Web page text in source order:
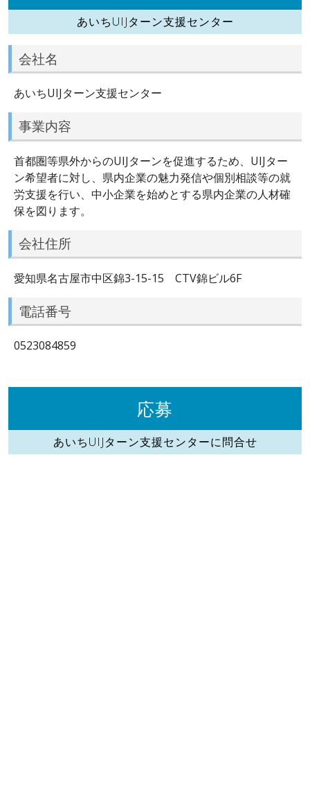
あいちUIJターン支援センター
会社名
あいちUIJターン支援センター
事業内容
首都圏等県外からのUIJターンを促進するため、UIJター
ン希望者に対し、県内企業の魅力発信や個別相談等の就
労支援を行い、中小企業を始めとする県内企業の人材確
保を図ります。
会社住所
愛知県名古屋市中区錦3-15-15 CTV錦ビル6F
電話番号
0523084859
応募
あいちUIJターン支援センターに問合せ